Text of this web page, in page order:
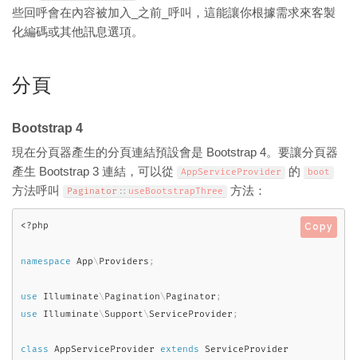
些回呼會在內容被加入_之前_呼叫，這能讓你根據需求來客製
化編碼或其他訊息選項。
分頁
Bootstrap 4
現在分頁器產生的分頁連結預設會是 Bootstrap 4。要讓分頁器
產生 Bootstrap 3 連結，可以從
AppServiceProvider 的 boot
方法呼叫 Paginator :: useBootstrapThree 方法：
<?php
namespace App\ Providers ;
use Illuminate\Pagination\Paginator ;
use
Illuminate\Support\ServiceProvider ;
class AppServiceProvider extends
ServiceProvider
Copy